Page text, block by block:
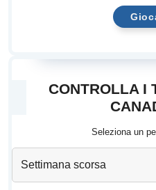
CONTROLLA I
Seleziona un